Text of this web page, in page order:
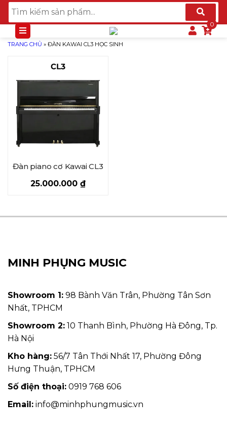
TRANG CHỦ » ĐÀN KAWAI CL3 HỌC SINH
Đàn piano cơ Kawai CL3
25.000.000 ₫
MINH PHỤNG MUSIC
Showroom 1: 98 Bành Văn Trân, Phường Tân Sơn
Nhất, TPHCM
Showroom 2: 10 Thanh Bình, Phường Hà Đông, Tp.
Hà Nội
Kho hàng: 56/7 Tân Thới Nhất 17, Phường Đông
Hưng Thuận, TPHCM
Số điện thoại: 0919 768 606
Email: info@minhphungmusic.vn